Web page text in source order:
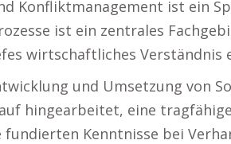
Konfliktmanagement ist ein
ist ein zentrales
wirtschaftliches Verständnis
und Umsetzung von
hingearbeitet, eine
Kenntnisse bei